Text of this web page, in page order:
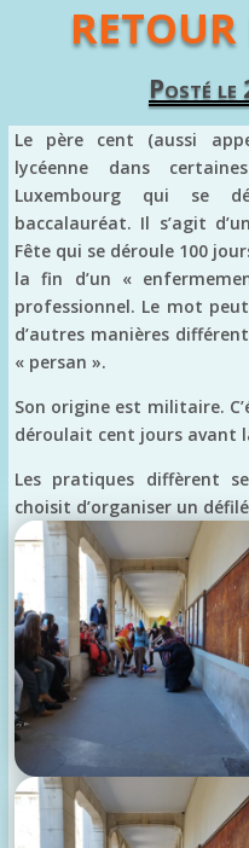
Posté le
Le père cent (aussi
lycéenne dans
Luxembourg qui se
baccalauréat. Il s’agit
Fête qui se déroule 100
la fin d’un «
professionnel. Le mot
d’autres manières
« persan ».
Son origine est militaire.
déroulait cent jours avant
Les pratiques diffèrent
choisit d’organiser un